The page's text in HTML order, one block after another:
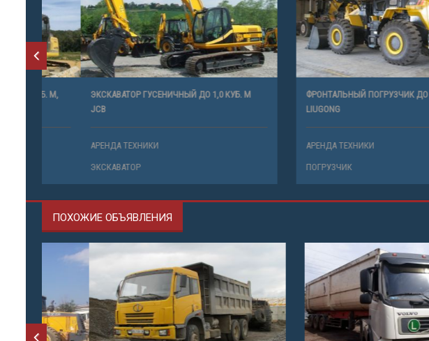
ЭКСКАВАТОР ГУСЕНИЧНЫЙ ДО 1,0 КУБ. М
АРЕНДА ТЕХНИКИ
ЭКСКАВАТОР
ФРОНТАЛЬНЫЙ ПОГРУЗЧИК ДО 3,5 КУБ. М
АРЕНДА ТЕХНИКИ
ПОГРУЗЧИК
ПОХОЖИЕ ОБЪЯВЛЕНИЯ